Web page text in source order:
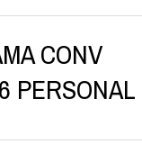
CONV
PERSONAL